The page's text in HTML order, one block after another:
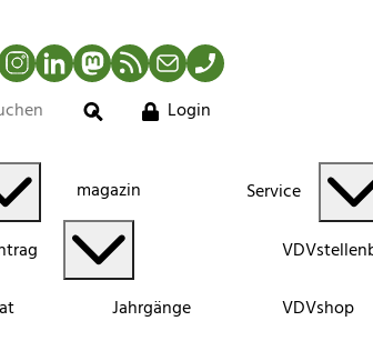
Instagram
LinkedInMastodonRSS-Newsfeed
MailTelefon
Login
magazin
Jahrgänge
Service
VDVshop